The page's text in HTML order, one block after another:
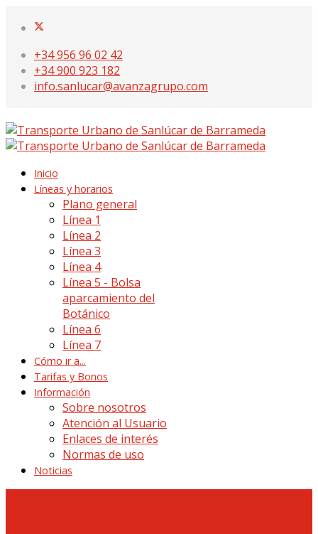
+34 956 96 02 42
+34 900 923 182
info.sanlucar@avanzagrupo.com
Inicio
Líneas y horarios
Plano general
Línea 1
Línea 2
Línea 3
Línea 4
Línea 5 - Bolsa
aparcamiento del
Botánico
Línea 6
Línea 7
Cómo ir a...
Tarifas y Bonos
Información
Sobre nosotros
Atención al Usuario
Enlaces de interés
Normas de uso
Noticias